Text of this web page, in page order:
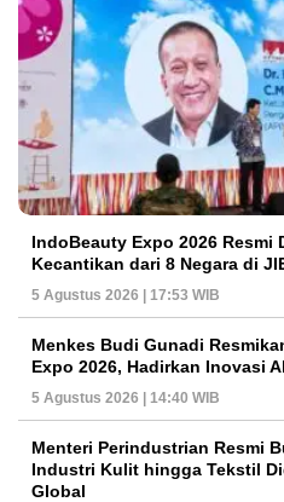
IndoBeauty Expo 2026 Resmi
Kecantikan dari 8 Negara di
5 Agustus 2026 | 17:53 WIB
Menkes Budi Gunadi
Expo 2026, Hadirkan Inovasi
5 Agustus 2026 | 14:40 WIB
Menteri Perindustrian Resmi
Industri Kulit hingga Tekstil
Global